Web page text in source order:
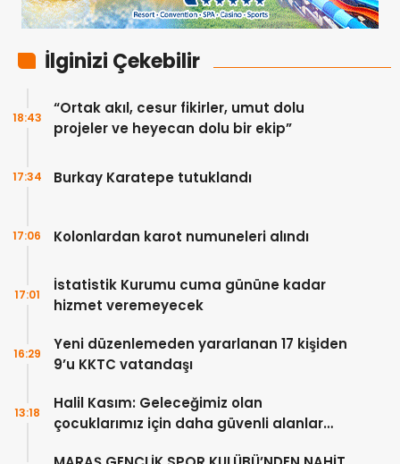
İlginizi Çekebilir
“Ortak akıl, cesur fikirler, umut dolu
projeler ve heyecan dolu bir ekip”
18:43
Burkay Karatepe tutuklandı
17:34
Kolonlardan karot numuneleri alındı
17:06
İstatistik Kurumu cuma gününe kadar
hizmet veremeyecek
17:01
Yeni düzenlemeden yararlanan 17 kişiden
9’u KKTC vatandaşı
16:29
Halil Kasım: Geleceğimiz olan
çocuklarımız için daha güvenli alanlar
13:18